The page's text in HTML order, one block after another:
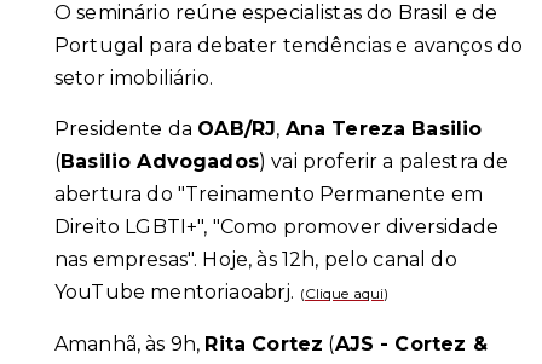
O seminário reúne especialistas do Brasil e de
Portugal para debater tendências e avanços do
setor imobiliário.
Presidente da OAB/RJ, Ana Tereza Basilio
(Basilio Advogados) vai proferir a palestra de
abertura do "Treinamento Permanente em
Direito LGBTI+", "Como promover diversidade
nas empresas". Hoje, às 12h, pelo canal do
YouTube mentoriaoabrj. (Clique aqui)
Amanhã, às 9h, Rita Cortez (AJS - Cortez &